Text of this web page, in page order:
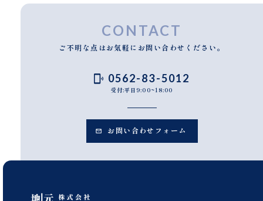
CONTACT
ご不明な点はお気軽にお問い合わせください。
0562-83-5012
受付:平日9:00~18:00
お問い合わせフォーム